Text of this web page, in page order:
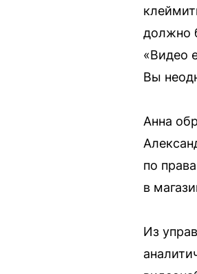
должно
«Видео
Вы
Анна
по
в
Из